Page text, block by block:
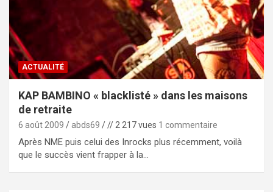
ACTUALITÉ
KAP BAMBINO « blacklisté » dans les maisons
de retraite
6 août 2009 abds69 // 2 217 vues 1 commentaire
Après NME puis celui des Inrocks plus récemment, voilà
que le succès vient frapper à la…